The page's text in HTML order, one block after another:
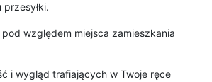
względem miejsca zamieszkania
i wygląd trafiających w Twoje ręce